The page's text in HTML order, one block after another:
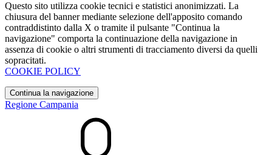
Questo sito utilizza cookie tecnici e statistici anonimizzati. La
chiusura del banner mediante selezione dell'apposito comando
contraddistinto dalla X o tramite il pulsante "Continua la
navigazione" comporta la continuazione della navigazione in
assenza di cookie o altri strumenti di tracciamento diversi da quelli
sopracitati.
COOKIE POLICY
Continua la navigazione
Regione Campania